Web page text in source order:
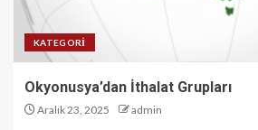
KATEGORI
Okyonusya’dan İthalat Grupları
Aralık 23, 2025 admin